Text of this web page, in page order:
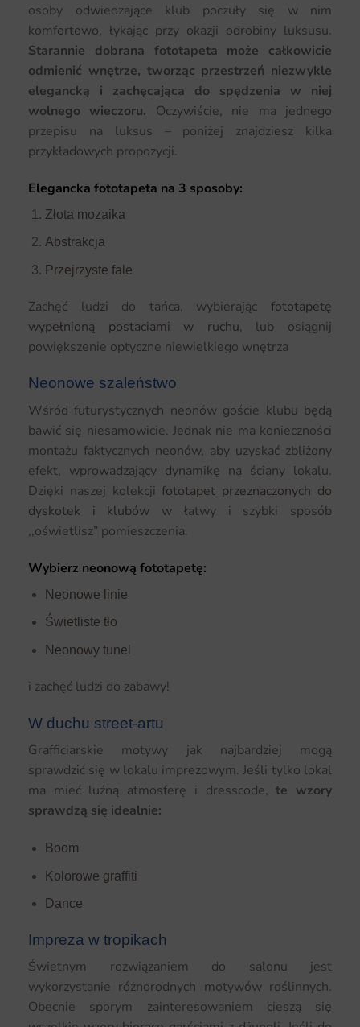
osoby odwiedzające klub poczuły się w nim
komfortowo, łykając przy okazji odrobiny luksusu.
Starannie dobrana fototapeta może całkowicie
odmienić wnętrze, tworząc przestrzeń niezwykle
elegancką i zachęcająca do spędzenia w niej
wolnego wieczoru. Oczywiście, nie ma jednego
przepisu na luksus – poniżej znajdziesz kilka
przykładowych propozycji.
Elegancka fototapeta na 3 sposoby:
Złota mozaika
Abstrakcja
Przejrzyste fale
Zachęć ludzi do tańca, wybierając fototapetę
wypełnioną postaciami w ruchu, lub osiągnij
powiększenie optyczne niewielkiego wnętrza
Neonowe szaleństwo
Wśród futurystycznych neonów goście klubu będą
bawić się niesamowicie. Jednak nie ma konieczności
montażu faktycznych neonów, aby uzyskać zbliżony
efekt, wprowadzający dynamikę na ściany lokalu.
Dzięki naszej kolekcjifototapet przeznaczonych do
dyskotek i klubów w łatwy i szybki sposób
,,oświetlisz” pomieszczenia.
Wybierz neonową fototapetę:
Neonowe linie
Świetliste tło
Neonowy tunel
i zachęć ludzi do zabawy!
W duchu street-artu
Grafficiarskie motywy jak najbardziej mogą
sprawdzić się w lokalu imprezowym. Jeśli tylko lokal
ma mieć luźną atmosferę i dresscode,te wzory
sprawdzą się idealnie:
Boom
Kolorowe graffiti
Dance
Impreza w tropikach
Świetnym rozwiązaniem do salonu jest
wykorzystanie różnorodnych motywów roślinnych.
Obecnie sporym zainteresowaniem cieszą się